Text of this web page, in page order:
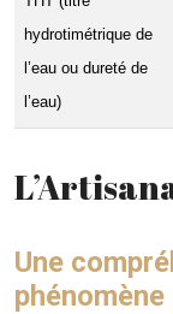
hydrotimétrique de
l’eau ou dureté de
l’eau)
Une